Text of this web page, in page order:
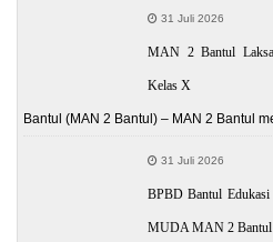
31 Juli 2026
MAN 2 Bantul
Kelas X
Bantul (MAN 2 Bantul) – MAN 2 Bantul
31 Juli 2026
BPBD Bantul Edukasi
MUDA MAN 2 Bantul